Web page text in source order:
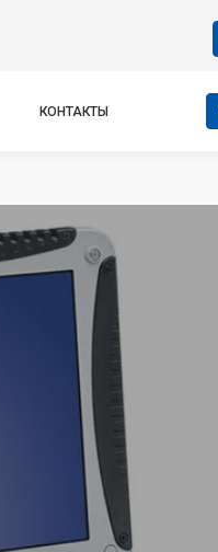
КОНТАКТЫ